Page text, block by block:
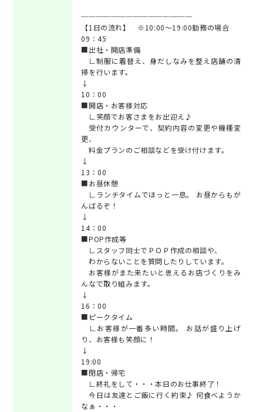
───────────────
【1日の流れ】 ※10:00～19:00勤務の場合
09：45
■出社・開店準備
∟制服に着替え、身だしなみを整え店舗の清
掃を行います。
↓
10：00
■開店・お客様対応
∟笑顔でお客さまをお出迎え♪
受付カウンターで、契約内容の変更や機種変
更、
料金プランのご相談などを受け付けます。
↓
13：00
■お昼休憩
∟ランチタイムでほっと一息。 お昼からもが
んばるぞ！
↓
14：00
■POP作成等
∟スタッフ同士でＰＯＰ作成の相談や、
わからないことを質問したりしています。
お客様がまた来たいと思えるお店づくりをみ
んなで取り組みます。
↓
16：00
■ピークタイム
∟お客様が一番多い時間。 お話が盛り上げ
り、お客様も笑顔に！
↓
19:00
■閉店・帰宅
∟終礼をして・・・本日のお仕事終了！
今日は友達とご飯に行く約束♪ 何食べようか
なぁ・・・